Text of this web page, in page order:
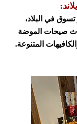
في البلاد،
صيحات الموضة
المتنوعة.